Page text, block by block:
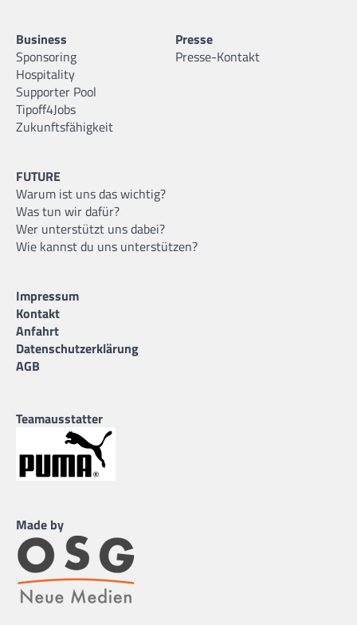
Business
Sponsoring
Hospitality
Supporter Pool
Tipoff4Jobs
Zukunftsfähigkeit
Presse
Presse-Kontakt
FUTURE
Warum ist uns das wichtig?
Was tun wir dafür?
Wer unterstützt uns dabei?
Wie kannst du uns unterstützen?
Impressum
Kontakt
Anfahrt
Datenschutzerklärung
AGB
Teamausstatter
Made by